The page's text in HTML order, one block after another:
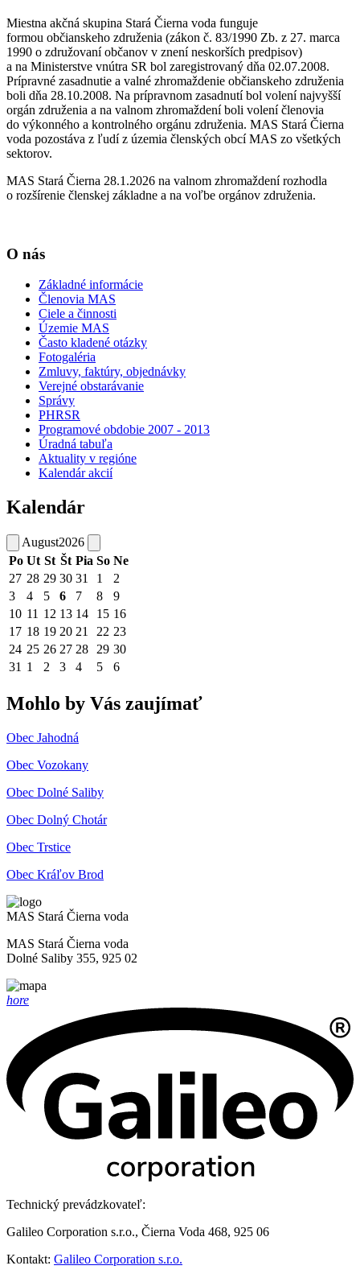
Miestna akčná skupina Stará Čierna voda funguje
formou občianskeho združenia (zákon č. 83/1990 Zb. z 27. marca
1990 o združovaní občanov v znení neskorších predpisov)
a na Ministerstve vnútra SR bol zaregistrovaný dňa 02.07.2008.
Prípravné zasadnutie a valné zhromaždenie občianskeho združenia
boli dňa 28.10.2008. Na prípravnom zasadnutí bol volení najvyšší
orgán združenia a na valnom zhromaždení boli volení členovia
do výkonného a kontrolného orgánu združenia. MAS Stará Čierna
voda pozostáva z ľudí z územia členských obcí MAS zo všetkých
sektorov.
MAS Stará Čierna 28.1.2026 na valnom zhromaždení rozhodla
o rozšírenie členskej základne a na voľbe orgánov združenia.
O nás
Základné informácie
Členovia MAS
Ciele a činnosti
Územie MAS
Často kladené otázky
Fotogaléria
Zmluvy, faktúry, objednávky
Verejné obstarávanie
Správy
PHRSR
Programové obdobie 2007 - 2013
Úradná tabuľa
Aktuality v regióne
Kalendár akcií
Kalendár
August2026
Po Ut St Št Pia So Ne
27 28 29 30 31 1
2
3
4 5 6 7 8
9
10 11 12 13 14 15 16
17 18 19 20 21 22 23
24 25 26 27 28 29 30
31 1 2 3 4 5 6
Mohlo by Vás zaujímať
Obec Jahodná
Obec Vozokany
Obec Dolné Saliby
Obec Dolný Chotár
Obec Trstice
Obec Kráľov Brod
MAS Stará Čierna voda
MAS Stará Čierna voda
Dolné Saliby 355, 925 02
hore
Technický prevádzkovateľ:
Galileo Corporation s.r.o., Čierna Voda 468, 925 06
Kontakt: Galileo Corporation s.r.o.